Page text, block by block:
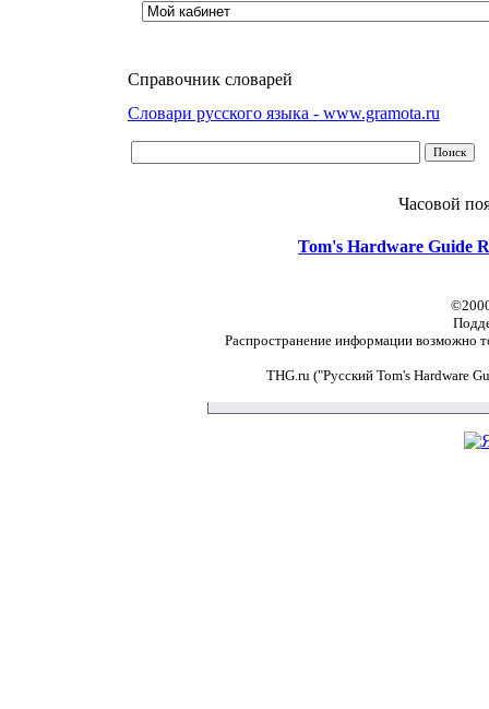
Справочник словарей
Словари русского языка - www.gramota.ru
Часовой
Tom's Hardware Guide
Распространение информации возможно
THG.ru ("Русский Tom's Hardware